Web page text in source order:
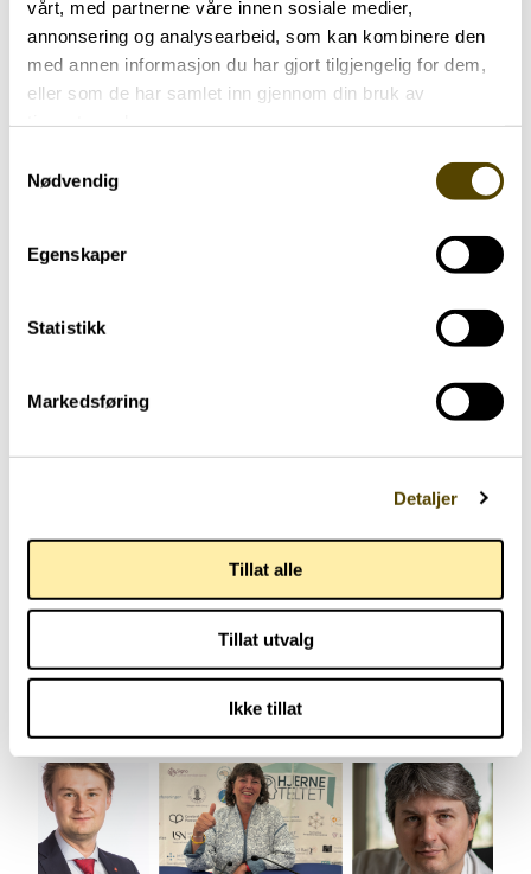
vårt, med partnerne våre innen sosiale medier,
annonsering og analysearbeid, som kan kombinere den
med annen informasjon du har gjort tilgjengelig for dem,
eller som de har samlet inn gjennom din bruk av
Nødvendig
Egenskaper
Statistikk
Markedsføring
Detaljer
Tillat alle
Tillat utvalg
Ikke tillat
forbindelse med sikkerhetsrutiner. Deltakerne på
kurset uttrykte stor takknemlighet for
kunnskapen de fikk.
sykdommen og utfordringsbildet til ukjente
mennesker når misforståelser og situasjoner
vårt reisekort som kan være
nyttig å benytte blant annet på offentlige steder.
Lignende aktueltsaker